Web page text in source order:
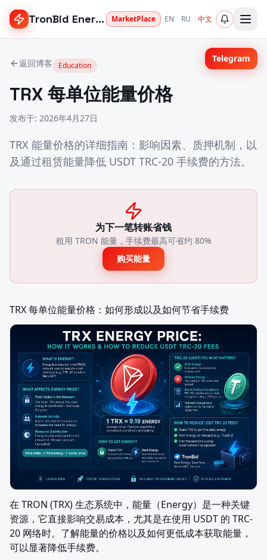
TronBid Energy MarketPlace EN RU 中文
返回博客 Education
TRX 每单位能量价格
发布于: 2026年4月27日
TRX 能量价格的详细指南：影响因素、质押机制，以
及通过租赁能量降低 USDT TRC-20 手续费的方法。
为下一笔转账省钱
租用 TRON 能量，手续费最高可省约 80%
购买能量
TRX 每单位能量价格：如何形成以及如何节省手续费
在 TRON (TRX) 生态系统中，能量（Energy）是一种关键
资源，它直接影响交易成本，尤其是在使用 USDT 的 TRC-
20 网络时。了解能量的价格以及如何更低成本获取能量，
可以显著降低手续费。
Telegram